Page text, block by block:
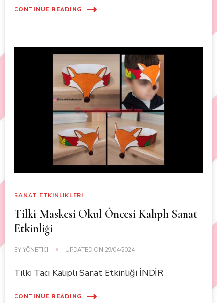
CONTINUE READING
SANAT ETKINLIKLERI
Tilki Maskesi Okul Öncesi Kalıplı Sanat
Etkinliği
BYYÖNETICI UPDATED ON 29/04/2024
Tilki Tacı Kalıplı Sanat Etkinliği İNDİR
CONTINUE READING